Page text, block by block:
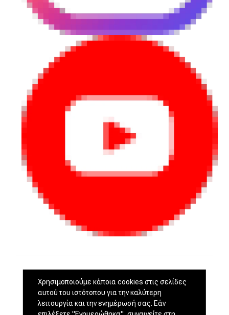
Χρησιμοποιούμε κάποια cookies στις σελίδες
αυτού του ιστότοπου για την καλύτερη
λειτουργία και την ενημέρωσή σας. Εάν